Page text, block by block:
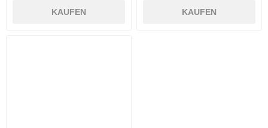
KAUFEN KAUFEN